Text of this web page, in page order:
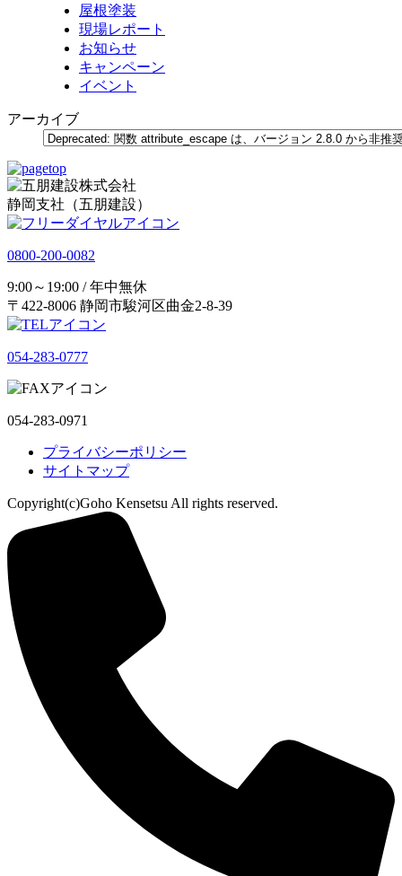
屋根塗装
現場レポート
お知らせ
キャンペーン
イベント
アーカイブ
静岡支社（五朋建設）
0800-200-0082
9:00～19:00 / 年中無休
〒422-8006 静岡市駿河区曲金2-8-39
054-283-0777
054-283-0971
プライバシーポリシー
サイトマップ
Copyright(c)Goho Kensetsu All rights reserved.